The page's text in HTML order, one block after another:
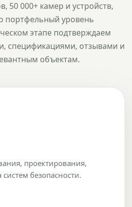
50 000+ камер и устройств,
портфельный уровень
этапе подтверждаем
спецификациями, отзывами и
объектам.
проектирования,
безопасности.